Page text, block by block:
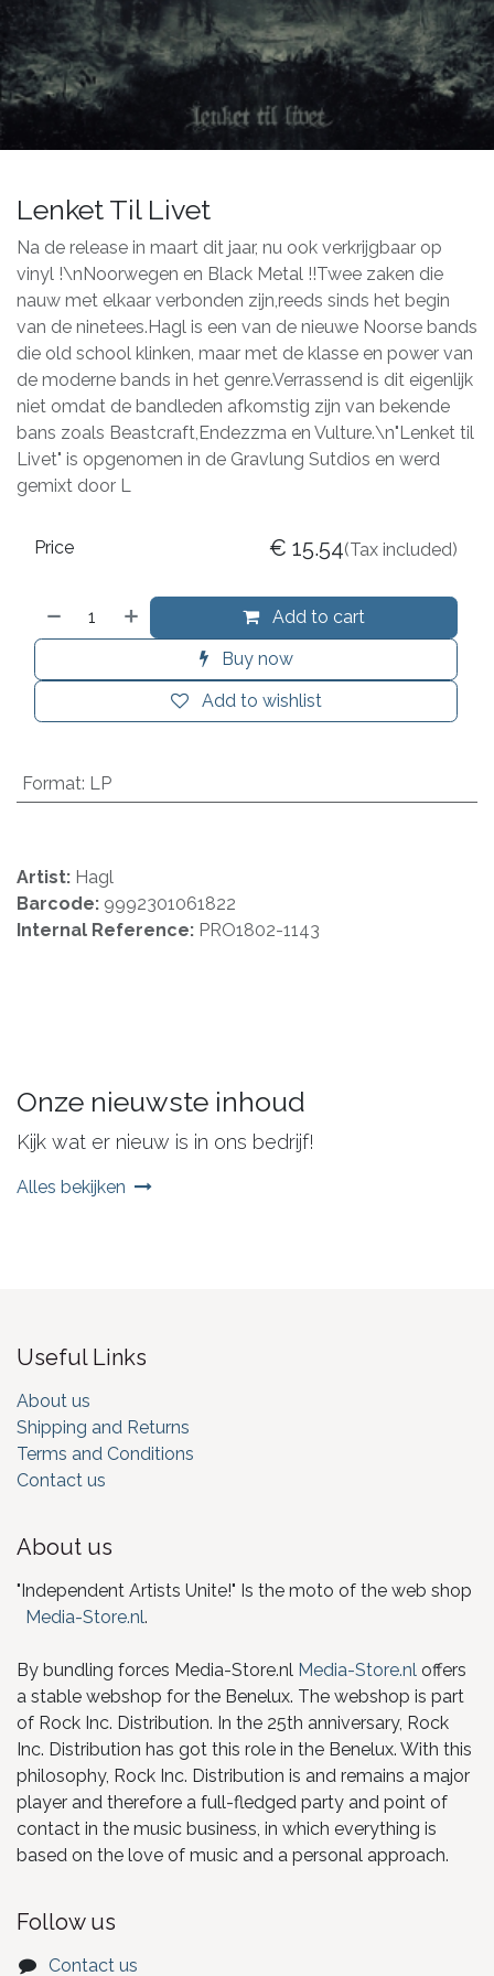
Lenket Til Livet
Na de release in maart dit jaar, nu ook verkrijgbaar op
vinyl !\nNoorwegen en Black Metal !!Twee zaken die
nauw met elkaar verbonden zijn,reeds sinds het begin
van de ninetees.Hagl is een van de nieuwe Noorse bands
die old school klinken, maar met de klasse en power van
de moderne bands in het genre.Verrassend is dit eigenlijk
niet omdat de bandleden afkomstig zijn van bekende
bans zoals Beastcraft,Endezzma en Vulture.\n"Lenket til
Livet" is opgenomen in de Gravlung Sutdios en werd
gemixt door L
Add to cart
Buy now
Add to wishlist
Price € 15.54(Tax included)
Format: LP
Artist: Hagl
Barcode: 9992301061822
Internal Reference: PRO1802-1143
Onze nieuwste inhoud
Kijk wat er nieuw is in ons bedrijf!
Alles bekijken
Useful Links
About us
Shipping and Returns
Terms and Conditions
Contact us
About us
"Independent Artists Unite!" Is the moto of the web shop
Media-Store.nl.
By bundling forces Media-Store.nl Media-Store.nl offers
a stable webshop for the Benelux. The webshop is part
of Rock Inc. Distribution. In the 25th anniversary, Rock
Inc. Distribution has got this role in the Benelux. With this
philosophy, Rock Inc. Distribution is and remains a major
player and therefore a full-fledged party and point of
contact in the music business, in which everything is
based on the love of music and a personal approach.
Follow us
Contact us